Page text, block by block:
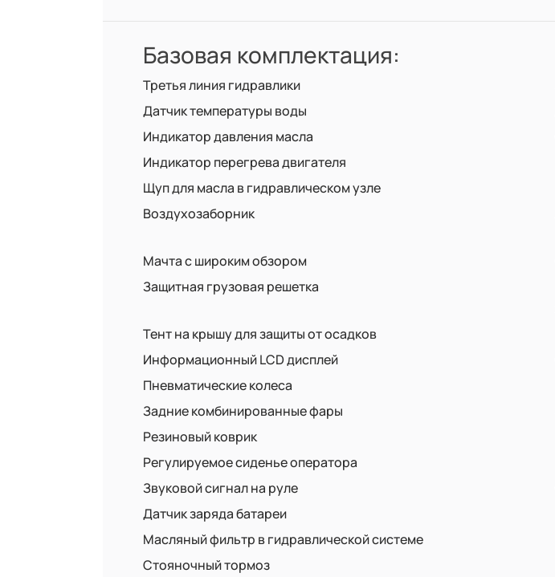
Базовая комплектация:
Третья линия гидравлики
Датчик температуры воды
Индикатор давления масла
Индикатор перегрева двигателя
Щуп для масла в гидравлическом узле
Воздухозаборник
Мачта с широким обзором
Защитная грузовая решетка
Тент на крышу для защиты от осадков
Информационный LCD дисплей
Пневматические колеса
Задние комбинированные фары
Резиновый коврик
Регулируемое сиденье оператора
Звуковой сигнал на руле
Датчик заряда батареи
Масляный фильтр в гидравлической системе
Стояночный тормоз